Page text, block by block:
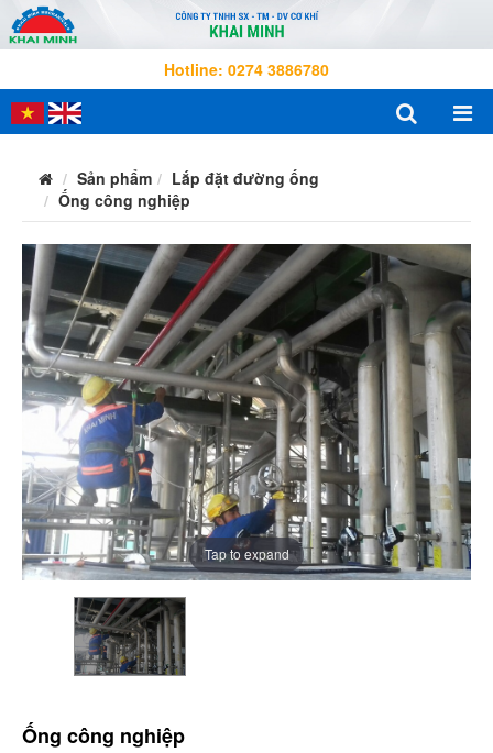
Hotline: 0274 3886780
Sản phẩm
Lắp đặt đường ống
Ống công nghiệp
Tap to expand
Ống công nghiệp